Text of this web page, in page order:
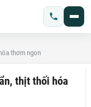
thơm ngon
thịt thối hóa